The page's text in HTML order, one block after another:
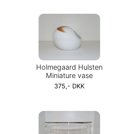
Holmegaard Hulsten
Miniature vase
375,- DKK